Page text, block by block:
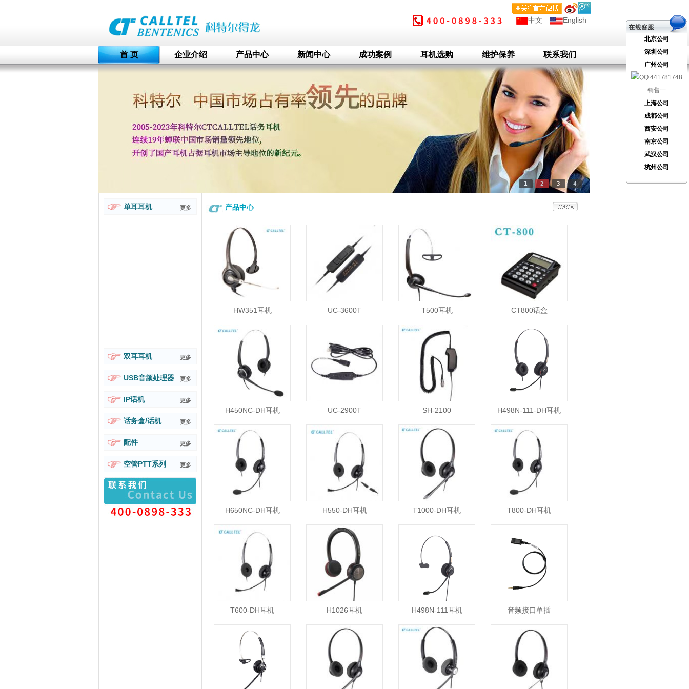
中文 English
首 页 企业介绍 产品中心 新闻中心 成功案例 耳机选购 维护保养 联系我们
1 2 3 4
单耳耳机 更多
双耳耳机 更多
USB音频处理器 更多
IP话机 更多
话务盒/话机 更多
配件 更多
空管PTT系列 更多
产品中心
HW351耳机 UC-3600T T500耳机 CT800话盒
H450NC-DH耳机 UC-2900T SH-2100 H498N-111-DH耳机
H650NC-DH耳机 H550-DH耳机 T1000-DH耳机 T800-DH耳机
T600-DH耳机 H1026耳机 H498N-111耳机 音频接口单插
北京公司
深圳公司
广州公司
销售一
上海公司
成都公司
西安公司
南京公司
武汉公司
杭州公司